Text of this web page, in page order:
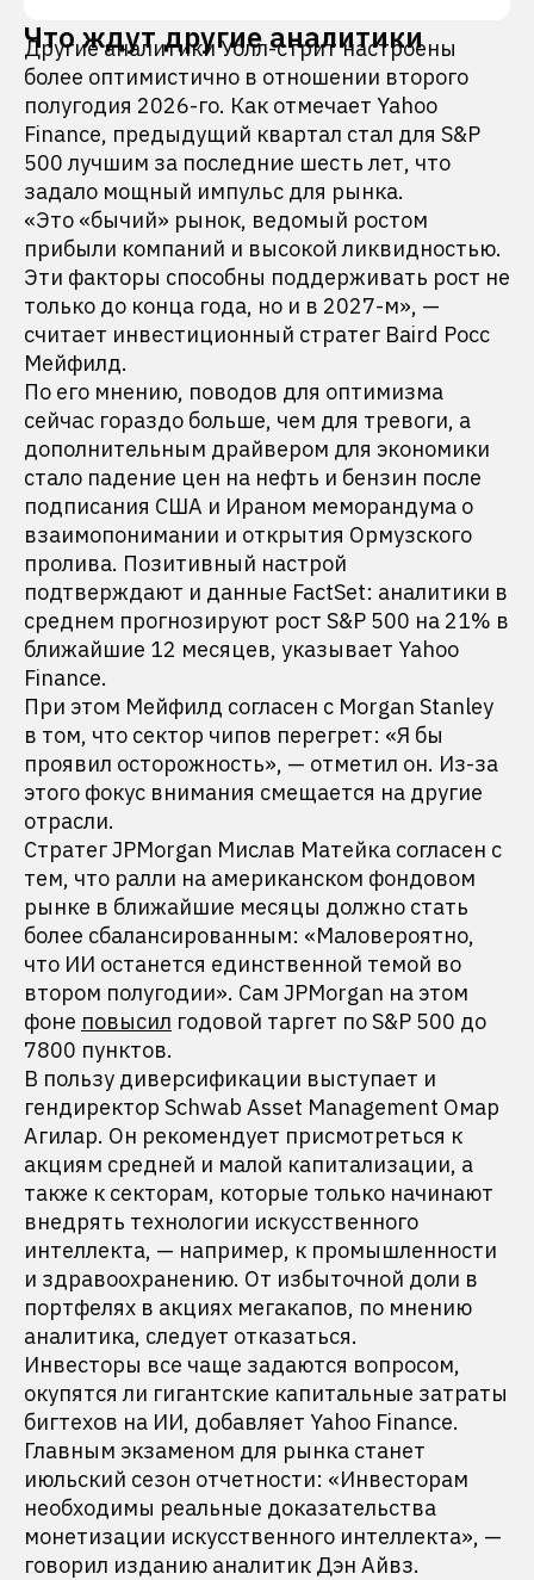
Что ждут другие аналитики
Другие аналитики Уолл-стрит настроены
более оптимистично в отношении второго
полугодия 2026-го. Как отмечает Yahoo
Finance, предыдущий квартал стал для S&P
500 лучшим за последние шесть лет, что
задало мощный импульс для рынка.
«Это «бычий» рынок, ведомый ростом
прибыли компаний и высокой ликвидностью.
Эти факторы способны поддерживать рост не
только до конца года, но и в 2027-м», —
считает инвестиционный стратег Baird Росс
Мейфилд.
По его мнению, поводов для оптимизма
сейчас гораздо больше, чем для тревоги, а
дополнительным драйвером для экономики
стало падение цен на нефть и бензин после
подписания США и Ираном меморандума о
взаимопонимании и открытия Ормузского
пролива. Позитивный настрой
подтверждают и данные FactSet: аналитики в
среднем прогнозируют рост S&P 500 на 21% в
ближайшие 12 месяцев, указывает Yahoo
Finance.
При этом Мейфилд согласен с Morgan Stanley
в том, что сектор чипов перегрет: «Я бы
проявил осторожность», — отметил он. Из-за
этого фокус внимания смещается на другие
отрасли.
Стратег JPMorgan Мислав Матейка согласен с
тем, что ралли на американском фондовом
рынке в ближайшие месяцы должно стать
более сбалансированным: «Маловероятно,
что ИИ останется единственной темой во
втором полугодии». Сам JPMorgan на этом
фоне повысил годовой таргет по S&P 500 до
7800 пунктов.
В пользу диверсификации выступает и
гендиректор Schwab Asset Management Омар
Агилар. Он рекомендует присмотреться к
акциям средней и малой капитализации, а
также к секторам, которые только начинают
внедрять технологии искусственного
интеллекта, — например, к промышленности
и здравоохранению. От избыточной доли в
портфелях в акциях мегакапов, по мнению
аналитика, следует отказаться.
Инвесторы все чаще задаются вопросом,
окупятся ли гигантские капитальные затраты
бигтехов на ИИ, добавляет Yahoo Finance.
Главным экзаменом для рынка станет
июльский сезон отчетности: «Инвесторам
необходимы реальные доказательства
монетизации искусственного интеллекта», —
говорил изданию аналитик Дэн Айвз.